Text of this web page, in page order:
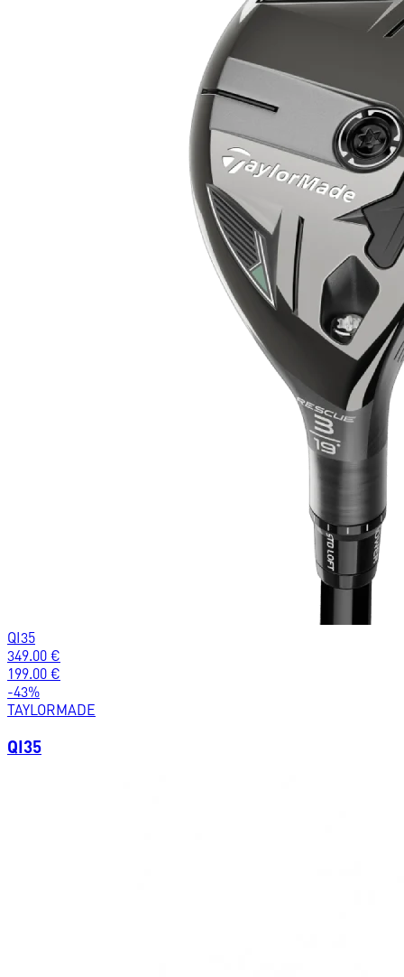
QI35
349.00 €
199.00 €
-43%
TAYLORMADE
QI35